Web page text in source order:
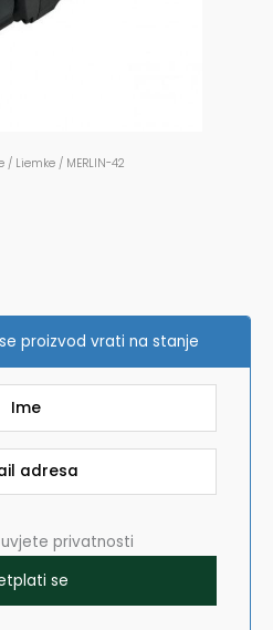
/ Liemke / MERLIN-42
proizvod vrati na stanje
privatnosti